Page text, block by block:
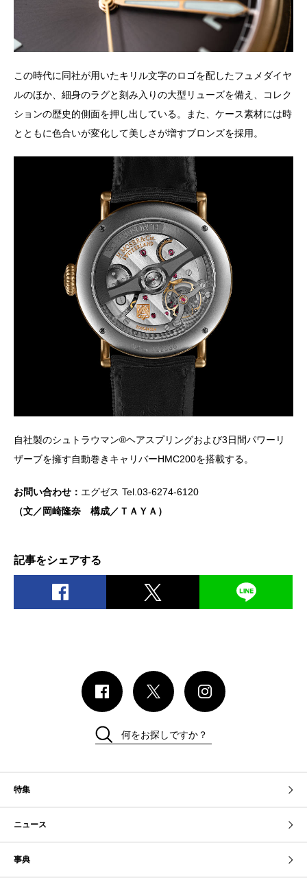
この時代に同社が用いたキリル文字のロゴを配したフュメダイヤ
ルのほか、細身のラグと刻み入りの大型リューズを備え、コレク
ションの歴史的側面を押し出している。また、ケース素材には時
とともに色合いが変化して美しさが増すブロンズを採用。
自社製のシュトラウマン®︎ヘアスプリングおよび3日間パワーリ
ザーブを擁す自動巻きキャリバーHMC200を搭載する。
お問い合わせ： エグゼス Tel.03-6274-6120
（文／岡崎隆奈 構成／ＴＡＹＡ）
記事をシェアする
特集
ニュース
事典
何をお探しですか？